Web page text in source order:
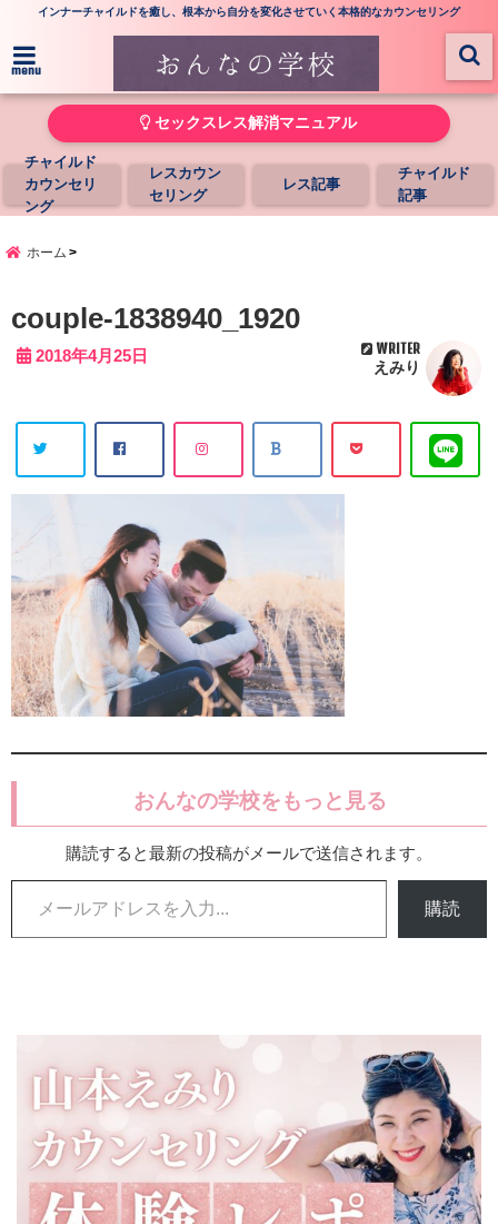
インナーチャイルドを癒し、根本から自分を変化させていく本格的なカウンセリング
menu
セックスレス解消マニュアル
チャイルド
カウンセリ
ング
レスカウン
セリング
レス記事
チャイルド
記事
ホーム
couple-1838940_1920
2018年4月25日 WRITER
えみり
おんなの学校をもっと見る
購読すると最新の投稿がメールで送信されます。
メールアドレスを入力...
購読